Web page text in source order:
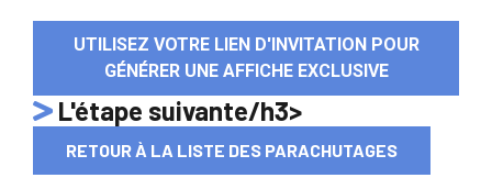
UTILISEZ VOTRE LIEN D'INVITATION POUR
GÉNÉRER UNE AFFICHE EXCLUSIVE
L'étape suivante/h3>
RETOUR À LA LISTE DES PARACHUTAGES